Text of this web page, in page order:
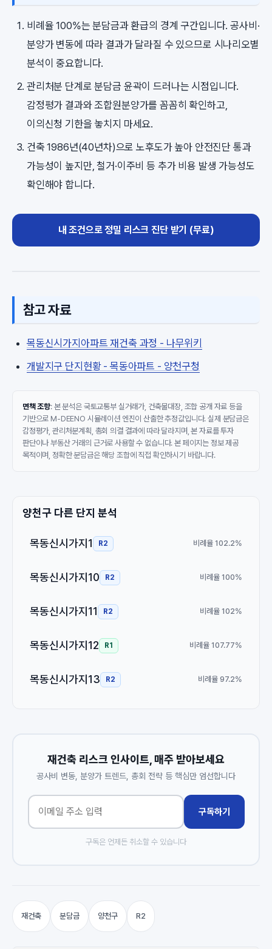
비례율 100%는 분담금과 환급의 경계 구간입니다. 공사비·
분양가 변동에 따라 결과가 달라질 수 있으므로 시나리오별
분석이 중요합니다.
관리처분 단계로 분담금 윤곽이 드러나는 시점입니다.
감정평가 결과와 조합원분양가를 꼼꼼히 확인하고,
이의신청 기한을 놓치지 마세요.
건축 1986년(40년차)으로 노후도가 높아 안전진단 통과
가능성이 높지만, 철거·이주비 등 추가 비용 발생 가능성도
확인해야 합니다.
내 조건으로 정밀 리스크 진단 받기 (무료)
참고 자료
목동신시가지아파트 재건축 과정 - 나무위키
개발지구 단지현황 - 목동아파트 - 양천구청
면책 조항: 본 분석은 국토교통부 실거래가, 건축물대장, 조합 공개 자료 등을
기반으로 M-DEENO 시뮬레이션 엔진이 산출한 추정값입니다. 실제 분담금은
감정평가, 관리처분계획, 총회 의결 결과에 따라 달라지며, 본 자료를 투자
판단이나 부동산 거래의 근거로 사용할 수 없습니다. 본 페이지는 정보 제공
목적이며, 정확한 분담금은 해당 조합에 직접 확인하시기 바랍니다.
양천구 다른 단지 분석
목동신시가지1 R2 비례율 102.2%
목동신시가지10 R2 비례율 100%
목동신시가지11 R2 비례율 102%
목동신시가지12 R1 비례율 107.77%
목동신시가지13 R2 비례율 97.2%
재건축 리스크 인사이트, 매주 받아보세요
공사비 변동, 분양가 트렌드, 총회 전략 등 핵심만 엄선합니다
구독하기
구독은 언제든 취소할 수 있습니다
재건축 분담금 양천구 R2